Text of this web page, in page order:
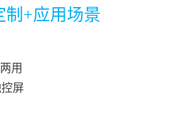
制+应用场景
用
屏